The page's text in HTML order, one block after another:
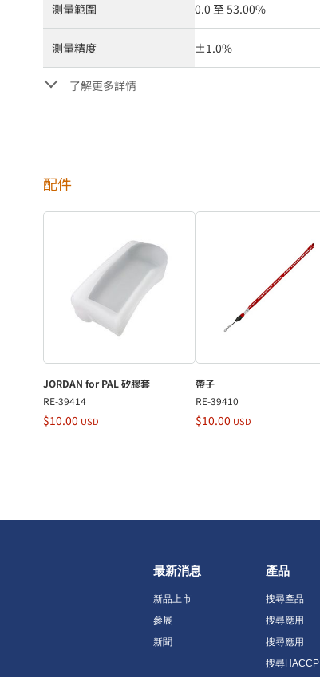
測量範圍 0.0 至 53.00%
測量精度 ±1.0%
了解更多詳情
配件
JORDAN for PAL 矽膠套
RE-39414
$10.00 USD
帶子
RE-39410
$10.00 USD
最新消息
新品上市
參展
新聞
產品
搜尋產品
搜尋應用
搜尋應用
搜尋HACCP